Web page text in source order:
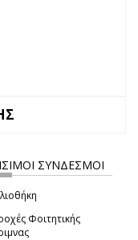
ΣΥΝΔΕΣΜΟΙ
Φοιτητικής